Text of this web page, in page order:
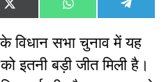
Share
on
X
(Twitter)
Share
on
WhatsAppShare
on
विधान सभा चुनाव में यह
इतनी बड़ी जीत मिली है।